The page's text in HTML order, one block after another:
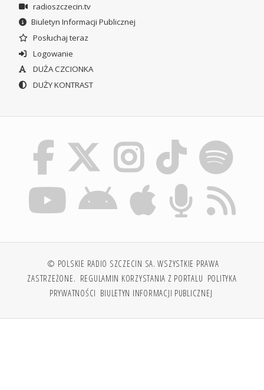
radioszczecin.tv
Biuletyn Informacji Publicznej
Posłuchaj teraz
Logowanie
DUŻA CZCIONKA
DUŻY KONTRAST
© POLSKIE RADIO SZCZECIN SA. WSZYSTKIE PRAWA
ZASTRZEŻONE. REGULAMIN KORZYSTANIA Z PORTALU POLITYKA
PRYWATNOŚCI BIULETYN INFORMACJI PUBLICZNEJ